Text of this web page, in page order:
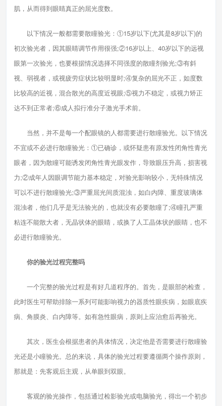
肌，从而得到眼睛真正的屈光度数。
以下情况一般都需要散瞳验光：①15岁以下(尤其是8岁以下)的
初次验光者，因其眼睛调节作用很强;②16岁以上、40岁以下的远视
眼第一次验光，也要根据情况选择不同强度的散瞳剂验光;③有斜
视、弱视者，或视疲劳症状比较明显时;④复杂的屈光不正，如度数
比较高的近视，混合散光的高度近视眼;⑤视力不稳定，或视力矫正
达不到正常者;⑥成人拟行准分子激光手术前。
当然，并不是每一个配眼镜的人都需要进行散瞳验光。以下情况
不宜或不必进行散瞳验光：①已确诊，或怀疑患有原发性闭角性青光
眼者，因为散瞳可能诱发闭角性青光眼发作，导致眼压升高，损害视
力;②成年人因眼调节能力基本稳定，对验光影响较小，无特殊情况
可以不进行散瞳验光;③严重屈光间质混浊，如白内障、重度玻璃体
混浊者，他们几乎是无法验光的，也就没有必要散瞳了;④瞳孔严重
粘连不能散大者，无晶状体的眼睛，或换了人工晶体状的眼睛，也不
必进行散瞳验光。
你的验光过程完整吗
一个完整的验光过程是有好几道程序的。首先，是眼部的检查，
此时医生可帮助排除一系列可能影响视力的器质性眼疾病，如眼底疾
病、角膜炎、白内障等。如有急性眼病，原则上应治愈后再验光。
其次，医生会根据患者的具体情况，决定他是否需要进行散瞳验
光还是小瞳验光。总的来说，具体的验光过程要遵循两个操作原则，
那就是：先客观后主观，从单眼到双眼。
客观的验光操作，包括通过检影验光或电脑验光，得出一个初步